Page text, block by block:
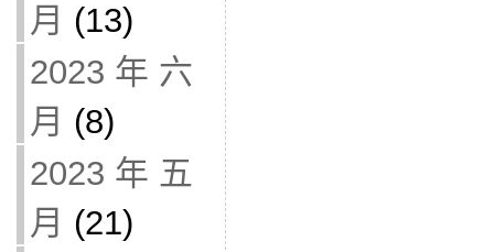
月 (13)
2023 年 六
月 (8)
2023 年 五
月 (21)